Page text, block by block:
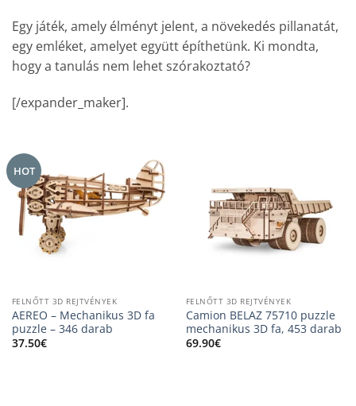
Egy játék, amely élményt jelent, a növekedés pillanatát,
egy emléket, amelyet együtt építhetünk. Ki mondta,
hogy a tanulás nem lehet szórakoztató?
[/expander_maker].
HOT
FELNŐTT 3D REJTVÉNYEK
AEREO – Mechanikus 3D fa
puzzle – 346 darab
37.50€
FELNŐTT 3D REJTVÉNYEK
Camion BELAZ 75710 puzzle
mechanikus 3D fa, 453 darab
69.90€